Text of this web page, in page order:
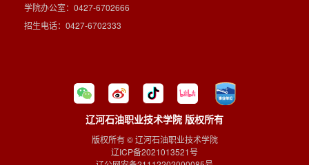
学院办公室：0427-6702666
招生电话：0427-6702333
辽河石油职业技术学院 版权所有
版权所有 © 辽河石油职业技术学院
辽ICP备2021013521号